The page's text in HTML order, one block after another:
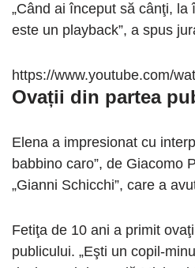
„Când ai început să cânţi,
este un playback”, a spus
https://www.youtube.com/
Ovații din partea
Elena a impresionat cu
babbino caro”, de Giacomo
„Gianni Schicchi”, care a
Fetiţa de 10 ani a primit
publicului. „Eşti un copil-